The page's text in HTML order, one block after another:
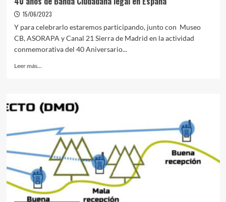
15/06/2023
Y para celebrarlo estaremos participando, junto con Museo
CB, ASORAPA y Canal 21 Sierra de Madrid en la actividad
conmemorativa del 40 Aniversario...
Leer más...